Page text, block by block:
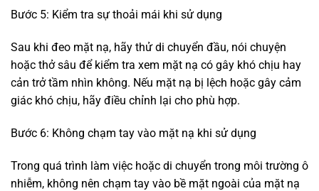
Bước 5: Kiểm tra sự thoải mái khi sử dụng
Sau khi đeo mặt nạ, hãy thử di chuyển đầu, nói chuyện
hoặc thở sâu để kiểm tra xem mặt nạ có gây khó chịu hay
cản trở tầm nhìn không. Nếu mặt nạ bị lệch hoặc gây cảm
giác khó chịu, hãy điều chỉnh lại cho phù hợp.
Bước 6: Không chạm tay vào mặt nạ khi sử dụng
Trong quá trình làm việc hoặc di chuyển trong môi trường ô
nhiễm, không nên chạm tay vào bề mặt ngoài của mặt nạ